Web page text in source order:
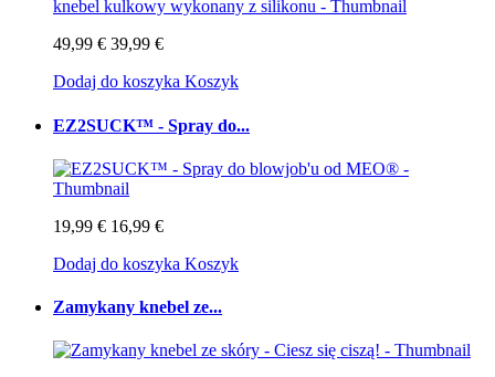
49,99 € 39,99 €
Dodaj do koszyka Koszyk
EZ2SUCK™ - Spray do...
19,99 € 16,99 €
Dodaj do koszyka Koszyk
Zamykany knebel ze...